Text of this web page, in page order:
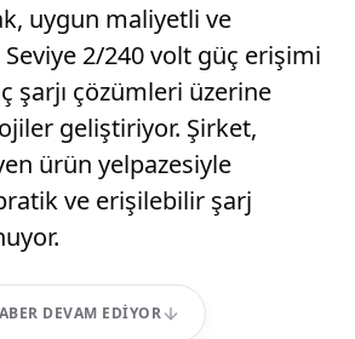
uygun maliyetli ve
Seviye 2/240 volt güç erişimi
şarjı çözümleri üzerine
geliştiriyor. Şirket,
ürün yelpazesiyle
ve erişilebilir şarj
DEVAM EDIYOR